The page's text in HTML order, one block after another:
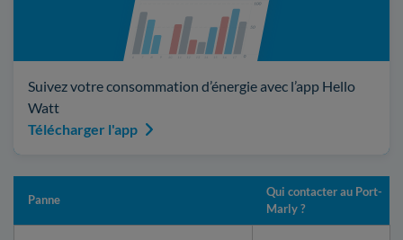
Suivez votre consommation d’énergie avec l’app Hello
Watt
Télécharger l'app
Panne
Qui contacter au Port-
Marly ?